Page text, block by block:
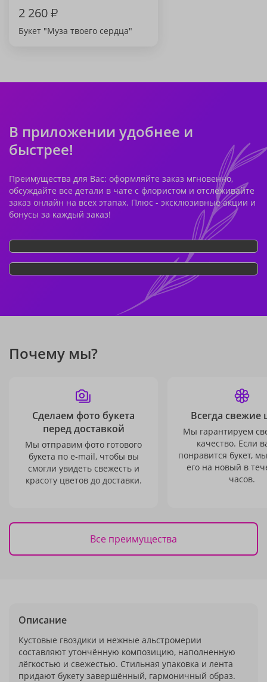
2 260₽
Букет "Муза твоего сердца"
В приложении удобнее и
быстрее!
Преимущества для Вас: оформляйте заказ мгновенно,
обсуждайте все детали в чате с флористом и отслеживайте
заказ онлайн на всех этапах. Плюс - эксклюзивные акции и
бонусы за каждый заказ!
Почему мы?
Сделаем фото букета
перед доставкой
Мы отправим фото готового
букета по e-mail, чтобы вы
смогли увидеть свежесть и
красоту цветов до доставки.
Всегда свежие
Мы гарантируем
качество. Если
понравится букет,
его на новый в
часов.
Все преимущества
Описание
Кустовые гвоздики и нежные альстромерии
составляют утончённую композицию, наполненную
лёгкостью и свежестью. Стильная упаковка и лента
придают букету завершённый, гармоничный образ.